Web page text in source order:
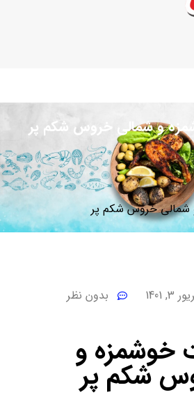
و شمالی خروس شکم پر
شمالی خروس شکم پر
1401 بدون نظر
خوشمزه و
شکم پر